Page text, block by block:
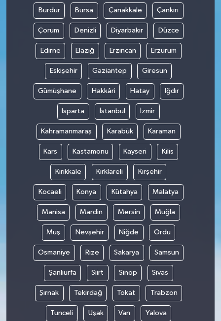
Burdur Bursa Çanakkale Çankırı
Çorum Denizli Diyarbakır Düzce
Edirne Elazığ Erzincan Erzurum
Eskişehir Gaziantep Giresun
Gümüşhane Hakkâri Hatay Iğdır
Isparta İstanbul İzmir
Kahramanmaraş Karabük Karaman
Kars Kastamonu Kayseri Kilis
Kırıkkale Kırklareli Kırşehir
Kocaeli Konya Kütahya Malatya
Manisa Mardin Mersin Muğla
Muş Nevşehir Niğde Ordu
Osmaniye Rize Sakarya Samsun
Şanlıurfa Siirt Sinop Sivas
Şırnak Tekirdağ Tokat Trabzon
Tunceli Uşak Van Yalova